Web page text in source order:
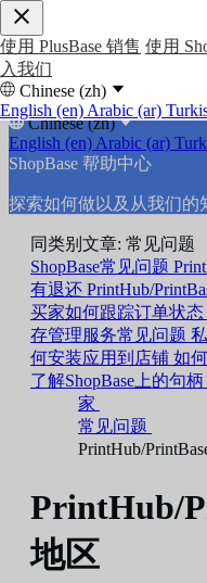
使用 PlusBase 销售 使用
入我们
Chinese (zh)
English (en) Arabic (ar)
Chinese (zh)
English (en) Arabic (ar)
ShopBase 帮助中心
探索如何做以及从我们的
同类别文章: 常见问题
ShopBase常见问题
有退还 PrintHub/
买家如何跟踪订单状态
存管理服务常见问题
何安装应用到店铺 如
了解ShopBase上的句柄
家
常见问题
PrintHub/
PrintHub/
地区